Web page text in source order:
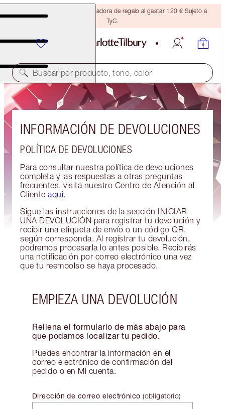
Consigue una brocha bronceadora de regalo al gastar 120 € Sujeto a
TyC.
Buscar por producto, tono, color
INFORMACIÓN DE DEVOLUCIONES
POLÍTICA DE DEVOLUCIONES
Para consultar nuestra política de devoluciones
completa y las respuestas a otras preguntas
frecuentes, visita nuestro Centro de Atención al
Cliente aqui
Sigue las instrucciones de la sección INICIAR
UNA DEVOLUCIÓN para registrar tu devolución y
recibir una etiqueta de envío o un código QR,
según corresponda. Al registrar tu devolución,
podremos procesarla lo antes posible. Recibirás
una notificación por correo electrónico una vez
que tu reembolso se haya procesado.
EMPIEZA UNA DEVOLUCIÓN
Rellena el formulario de más abajo para
que podamos localizar tu pedido.
Puedes encontrar la información en el
correo electrónico de confirmación del
pedido o en Mi cuenta.
Dirección de correo electrónico (obligatorio)